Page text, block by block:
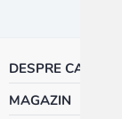
DESPRE CALOR
MAGAZIN